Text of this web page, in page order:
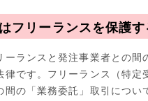
フリーランスを保護
ーランスと発注事業者との
律です。フリーランス（特
の「業務委託」取引につい